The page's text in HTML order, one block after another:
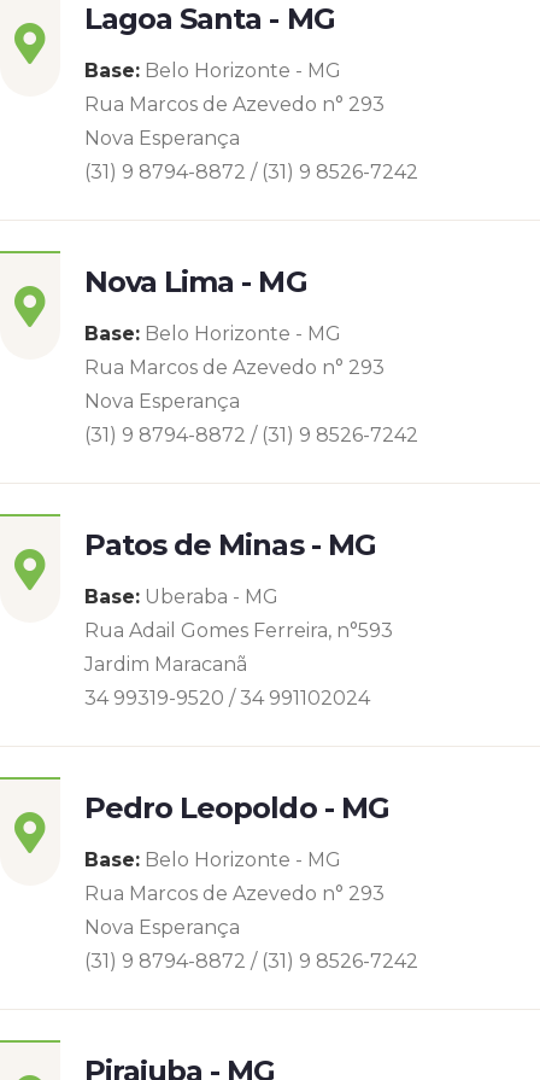
Lagoa Santa - MG
Base: Belo Horizonte - MG
Rua Marcos de Azevedo n° 293
Nova Esperança
(31) 9 8794-8872 / (31) 9 8526-7242
Nova Lima - MG
Base: Belo Horizonte - MG
Rua Marcos de Azevedo n° 293
Nova Esperança
(31) 9 8794-8872 / (31) 9 8526-7242
Patos de Minas - MG
Base: Uberaba - MG
Rua Adail Gomes Ferreira, n°593
Jardim Maracanã
34 99319-9520 / 34 991102024
Pedro Leopoldo - MG
Base: Belo Horizonte - MG
Rua Marcos de Azevedo n° 293
Nova Esperança
(31) 9 8794-8872 / (31) 9 8526-7242
Pirajuba - MG